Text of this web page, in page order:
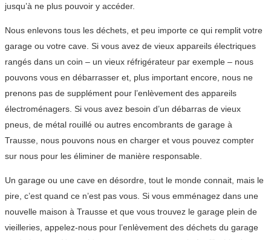
jusqu’à ne plus pouvoir y accéder.
Nous enlevons tous les déchets, et peu importe ce qui remplit votre
garage ou votre cave. Si vous avez de vieux appareils électriques
rangés dans un coin – un vieux réfrigérateur par exemple – nous
pouvons vous en débarrasser et, plus important encore, nous ne
prenons pas de supplément pour l’enlèvement des appareils
électroménagers. Si vous avez besoin d’un débarras de vieux
pneus, de métal rouillé ou autres encombrants de garage à
Trausse, nous pouvons nous en charger et vous pouvez compter
sur nous pour les éliminer de manière responsable.
Un garage ou une cave en désordre, tout le monde connait, mais le
pire, c’est quand ce n’est pas vous. Si vous emménagez dans une
nouvelle maison à Trausse et que vous trouvez le garage plein de
vieilleries, appelez-nous pour l’enlèvement des déchets du garage